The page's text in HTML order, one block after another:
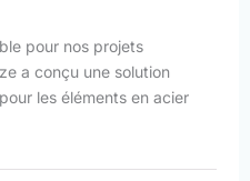
pour nos projets
a conçu une solution
les éléments en acier